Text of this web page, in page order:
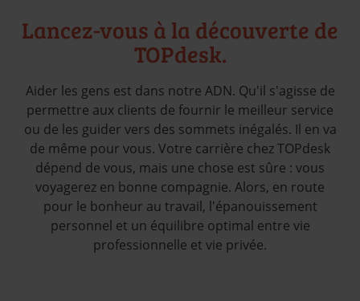
Lancez-vous à la découverte de
TOPdesk.
Aider les gens est dans notre ADN. Qu'il s'agisse de
permettre aux clients de fournir le meilleur service
ou de les guider vers des sommets inégalés. Il en va
de même pour vous. Votre carrière chez TOPdesk
dépend de vous, mais une chose est sûre : vous
voyagerez en bonne compagnie. Alors, en route
pour le bonheur au travail, l'épanouissement
personnel et un équilibre optimal entre vie
professionnelle et vie privée.